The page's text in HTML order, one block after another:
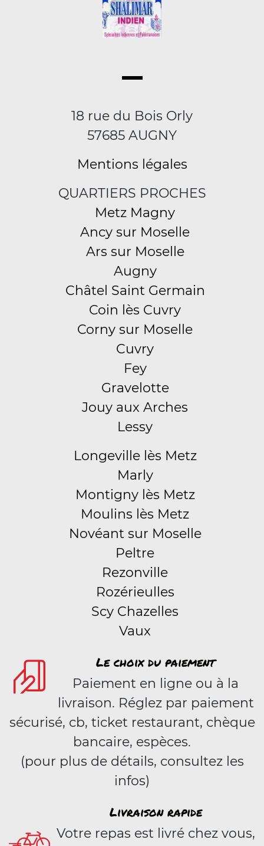
18 rue du Bois Orly
57685 AUGNY
Mentions légales
QUARTIERS PROCHES
Metz Magny
Ancy sur Moselle
Ars sur Moselle
Augny
Châtel Saint Germain
Coin lès Cuvry
Corny sur Moselle
Cuvry
Fey
Gravelotte
Jouy aux Arches
Lessy
Longeville lès Metz
Marly
Montigny lès Metz
Moulins lès Metz
Novéant sur Moselle
Peltre
Rezonville
Rozérieulles
Scy Chazelles
Vaux
Le choix du paiement
Paiement en ligne ou à la
livraison. Réglez par paiement
sécurisé, cb, ticket restaurant, chèque
bancaire, espèces.
(pour plus de détails, consultez les
infos)
Livraison rapide
Votre repas est livré chez vous,